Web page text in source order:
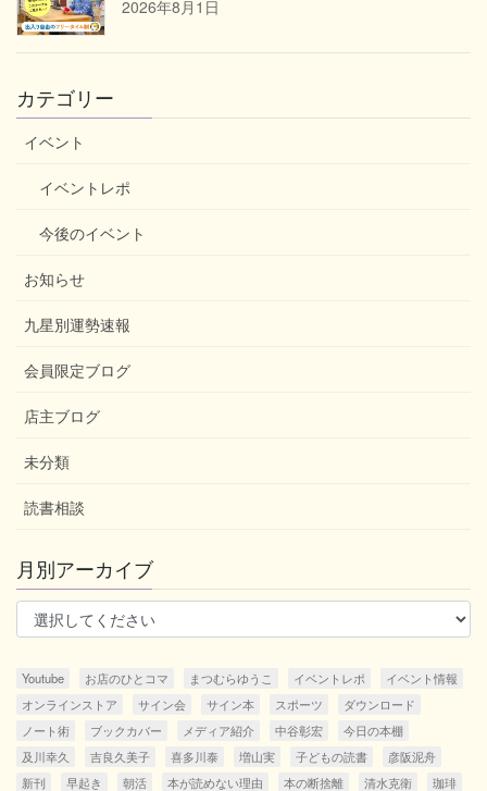
2026年8月1日
カテゴリー
イベント
イベントレポ
今後のイベント
お知らせ
九星別運勢速報
会員限定ブログ
店主ブログ
未分類
読書相談
月別アーカイブ
Youtube お店のひとコマ まつむらゆうこ イベントレポ
イベント情報
オンラインストア
サイン会 サイン本 スポーツ
ダウンロード
ノート術
ブックカバー メディア紹介 中谷彰宏
今日の本棚
及川幸久
吉良久美子 喜多川泰 増山実 子どもの読書
彦阪泥舟
新刊
早起き 朝活 本が読めない理由 本の断捨離 清水克衛
珈琲